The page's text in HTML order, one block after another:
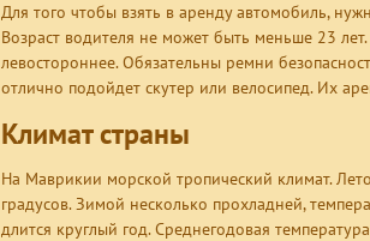
Для того чтобы взять в аренду автомобиль,
Возраст водителя не может быть меньше 23
левостороннее. Обязательны ремни
отлично подойдет скутер или велосипед. Их
Климат страны
На Маврикии морской тропический климат.
градусов. Зимой несколько прохладней,
длится круглый год. Среднегодовая